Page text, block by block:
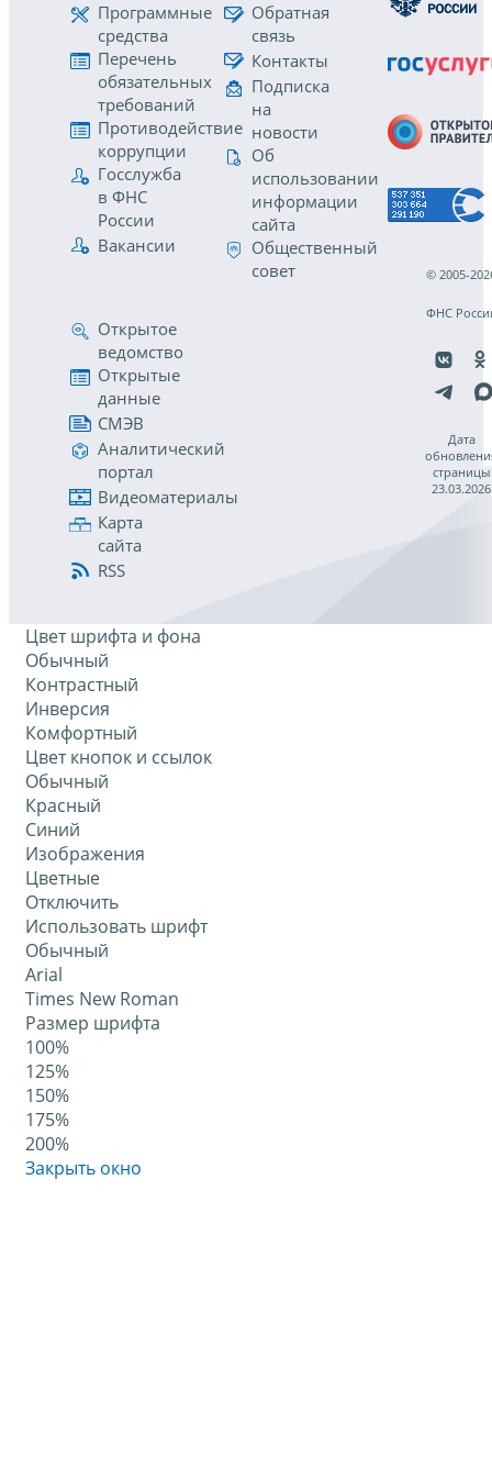
Программные
средства
Перечень
обязательных
требований
Противодействие
коррупции
Госслужба
в ФНС
России
Вакансии
Обратная
связь
Контакты
Подписка
на
новости
Об
использовании
информации
сайта
Общественный
совет
Открытое
ведомство
Открытые
данные
СМЭВ
Аналитический
портал
Видеоматериалы
Карта
сайта
RSS
© 2005-
ФНС
Дата
страницы
23.03.2026
Цвет шрифта и фона
Обычный
Контрастный
Инверсия
Комфортный
Цвет кнопок и ссылок
Обычный
Красный
Синий
Изображения
Цветные
Отключить
Использовать шрифт
Обычный
Arial
Times New Roman
Размер шрифта
100%
125%
150%
175%
200%
Закрыть окно